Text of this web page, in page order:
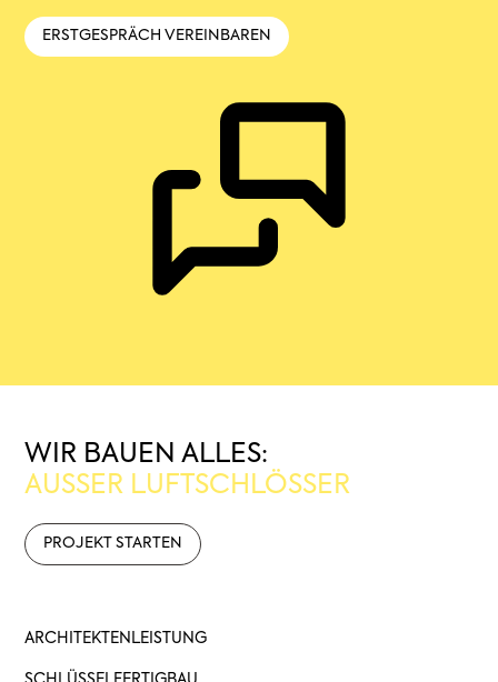
ERSTGESPRÄCH VEREINBAREN
WIR BAUEN ALLES:
AUSSER LUFTSCHLÖSSER
PROJEKT STARTEN
ARCHITEKTENLEISTUNG